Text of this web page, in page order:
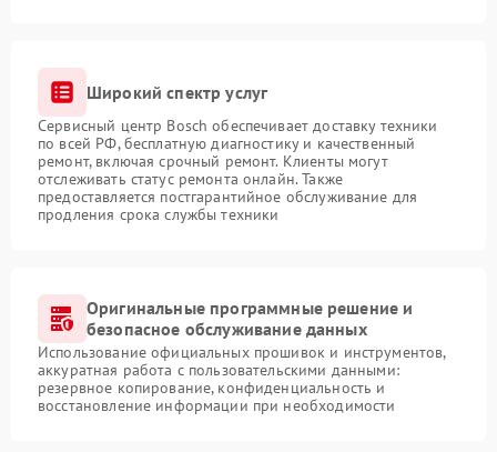
Широкий спектр услуг
Сервисный центр Bosch обеспечивает доставку техники
по всей РФ, бесплатную диагностику и качественный
ремонт, включая срочный ремонт. Клиенты могут
отслеживать статус ремонта онлайн. Также
предоставляется постгарантийное обслуживание для
продления срока службы техники
Оригинальные программные решение и
безопасное обслуживание данных
Использование официальных прошивок и инструментов,
аккуратная работа с пользовательскими данными:
резервное копирование, конфиденциальность и
восстановление информации при необходимости